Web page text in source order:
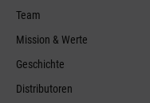
Team
Mission & Werte
Geschichte
Distributoren